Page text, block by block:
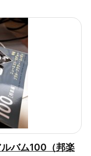
ルバム100（邦楽